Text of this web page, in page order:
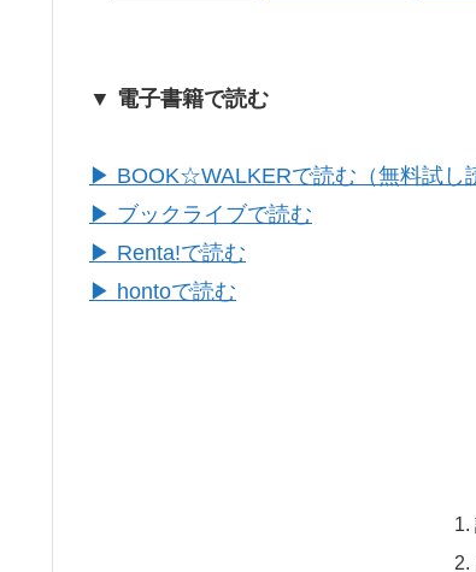
▼ 電子書籍で読む
▶ BOOK☆WALKERで読む（無料試し
▶ ブックライブで読む
▶ Renta!で読む
▶ hontoで読む